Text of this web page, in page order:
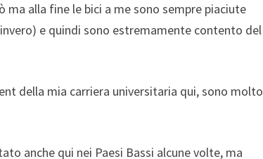
alla fine le bici a me sono sempre piaciute
e quindi sono estremamente contento del
della mia carriera universitaria qui, sono molto
anche qui nei Paesi Bassi alcune volte, ma